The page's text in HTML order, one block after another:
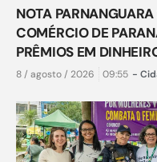
NOTA
COMÉRCIO DE
PRÊMIOS EM
8 / agosto / 2026 09:55 -